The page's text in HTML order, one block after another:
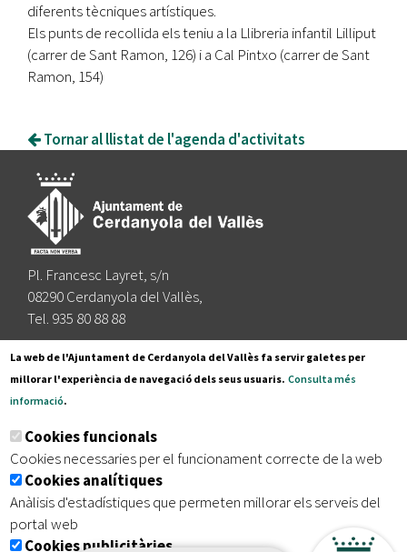
diferents tècniques artístiques.
Els punts de recollida els teniu a la Llibreria infantil Lilliput
(carrer de Sant Ramon, 126) i a Cal Pintxo (carrer de Sant
Ramon, 154)
Tornar al llistat de l'agenda d'activitats
Pl. Francesc Layret, s/n
08290 Cerdanyola del Vallès,
Tel. 935 80 88 88
Segueix-nos a:
Subscriu-te al nostre butlletí
Inici | Avís legal | Protecció de dades
| Accessibilitat
La web de l'Ajuntament de Cerdanyola del Vallès fa servir galetes per
millorar l'experiència de navegació dels seus usuaris. Consulta més
informació.
Cookies funcionals
Cookies necessaries per el funcionament correcte de la web
Cookies analítiques
Anàlisis d'estadístiques que permeten millorar els serveis del
portal web
Cookies publicitàries